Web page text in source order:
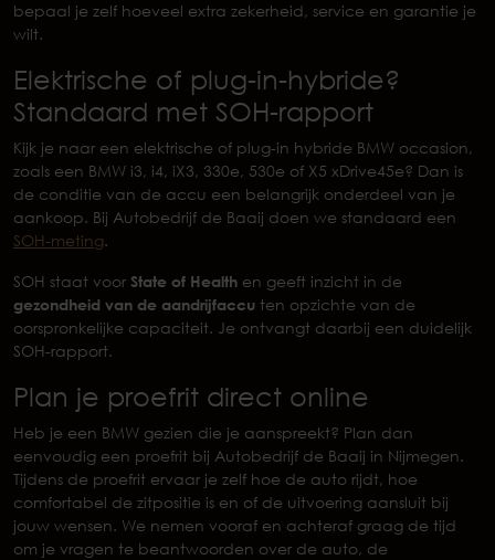
bepaal je zelf hoeveel extra zekerheid, service en garantie je
wilt.
Elektrische of plug-in-hybride?
Standaard met SOH-rapport
Kijk je naar een elektrische of plug-in hybride BMW occasion,
zoals een BMW i3, i4, iX3, 330e, 530e of X5 xDrive45e? Dan is
de conditie van de accu een belangrijk onderdeel van je
aankoop. Bij Autobedrijf de Baaij doen we standaard een
SOH-meting.
SOH staat voor State of Health en geeft inzicht in de
gezondheid van de aandrijfaccu ten opzichte van de
oorspronkelijke capaciteit. Je ontvangt daarbij een duidelijk
SOH-rapport.
Plan je proefrit direct online
Heb je een BMW gezien die je aanspreekt? Plan dan
eenvoudig een proefrit bij Autobedrijf de Baaij in Nijmegen.
Tijdens de proefrit ervaar je zelf hoe de auto rijdt, hoe
comfortabel de zitpositie is en of de uitvoering aansluit bij
jouw wensen. We nemen vooraf en achteraf graag de tijd
om je vragen te beantwoorden over de auto, de